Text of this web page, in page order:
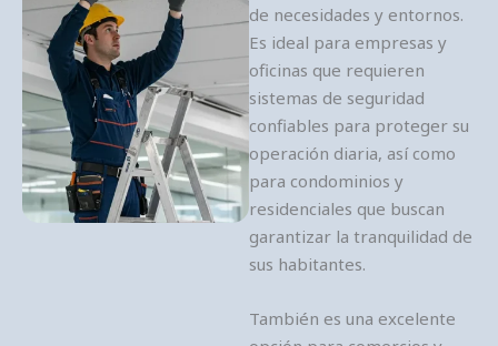
de necesidades y entornos.
Es ideal para empresas y
oficinas que requieren
sistemas de seguridad
confiables para proteger su
operación diaria, así como
para condominios y
residenciales que buscan
garantizar la tranquilidad de
sus habitantes.
También es una excelente